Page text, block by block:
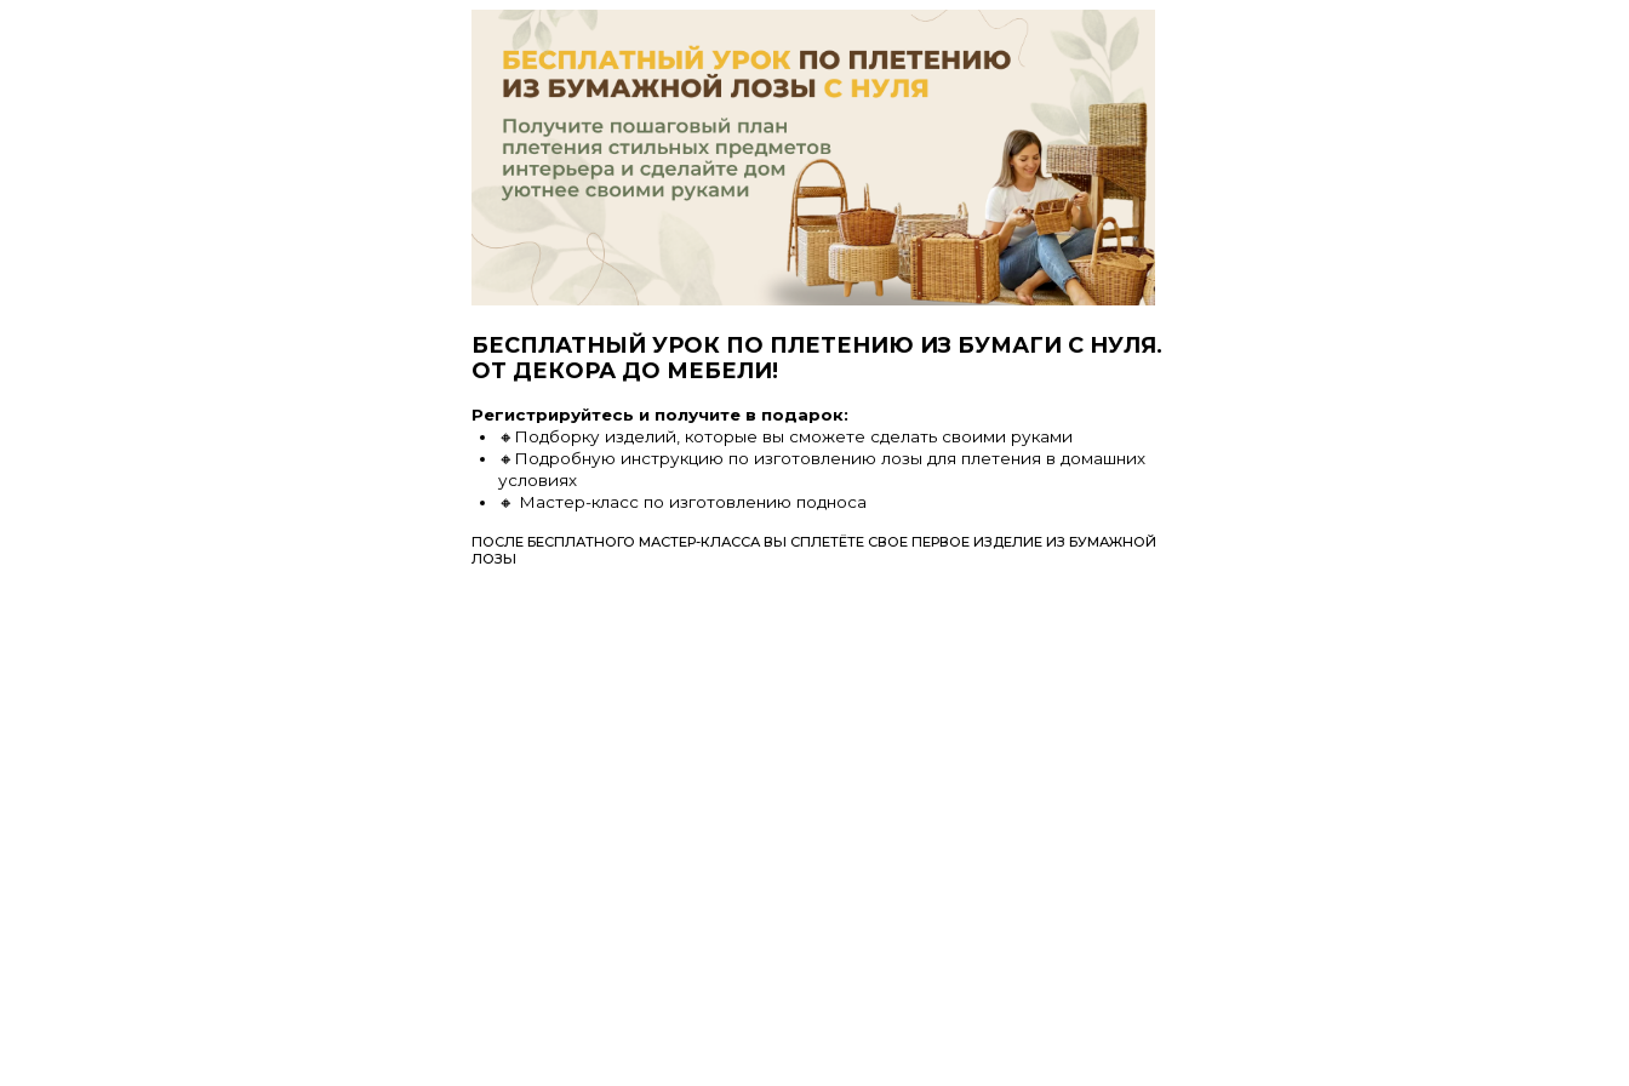
БЕСПЛАТНЫЙ УРОК ПО ПЛЕТЕНИЮ ИЗ БУМАГИ С НУЛЯ.
ОТ ДЕКОРА ДО МЕБЕЛИ!
ПОСЛЕ БЕСПЛАТНОГО МАСТЕР-КЛАССА ВЫ СПЛЕТЁТЕ СВОЕ ПЕРВОЕ ИЗДЕЛИЕ ИЗ БУМАЖНОЙ
Регистрируйтесь и получите в подарок:
🔸Подробную инструкцию по изготовлению лозы для плетения в домашних
🔸 Мастер-класс по изготовлению подноса